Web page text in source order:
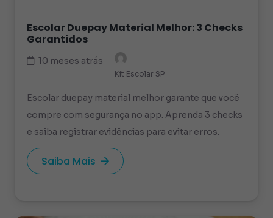
Escolar Duepay Material Melhor: 3 Checks
Garantidos
10 meses atrás
Kit Escolar SP
Escolar duepay material melhor garante que você
compre com segurança no app. Aprenda 3 checks
e saiba registrar evidências para evitar erros.
Saiba Mais